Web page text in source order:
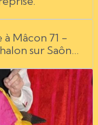
Mâcon 71 -
sur Saône
39